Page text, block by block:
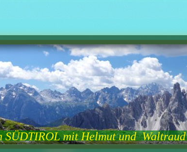
SÜDTIROL mit Helmut und